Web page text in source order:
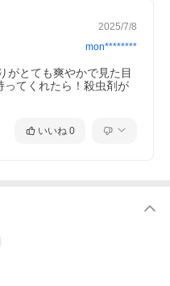
2025/7/8
mon********
がとても爽やかで見た目
ってくれたら！殺虫剤が
いいね 0